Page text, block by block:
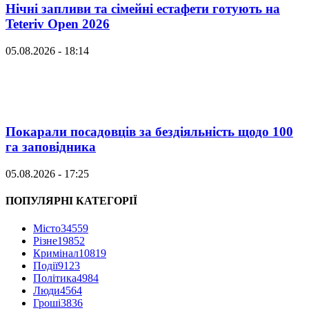
Нічні запливи та сімейні естафети готують на
Teteriv Open 2026
05.08.2026 - 18:14
Покарали посадовців за бездіяльність щодо 100
га заповідника
05.08.2026 - 17:25
ПОПУЛЯРНІ КАТЕГОРІЇ
Місто34559
Різне19852
Кримінал10819
Події9123
Політика4984
Люди4564
Гроші3836